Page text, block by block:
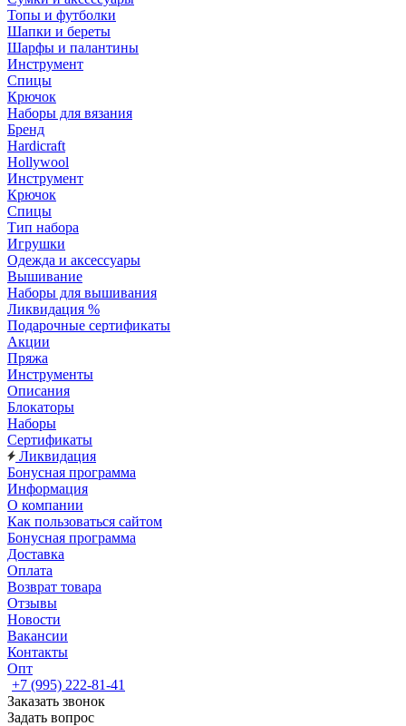
Топы и футболки
Шапки и береты
Шарфы и палантины
Инструмент
Спицы
Крючок
Наборы для вязания
Бренд
Hardicraft
Hollywool
Инструмент
Крючок
Спицы
Тип набора
Игрушки
Одежда и аксессуары
Вышивание
Наборы для вышивания
Ликвидация %
Подарочные сертификаты
Акции
Пряжа
Инструменты
Описания
Блокаторы
Наборы
Сертификаты
Ликвидация
Бонусная программа
Информация
О компании
Как пользоваться сайтом
Бонусная программа
Доставка
Оплата
Возврат товара
Отзывы
Новости
Вакансии
Контакты
Опт
+7 (995) 222-81-41
Заказать звонок
Задать вопрос